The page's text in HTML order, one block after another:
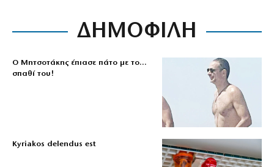
ΔΗΜΟΦΙΛΗ
Ο Μητσοτάκης έπιασε πάτο με το…
σπαθί του!
Kyriakos delendus est